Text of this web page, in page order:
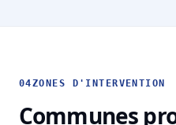
04ZONES D'INTERVENTION
Communes